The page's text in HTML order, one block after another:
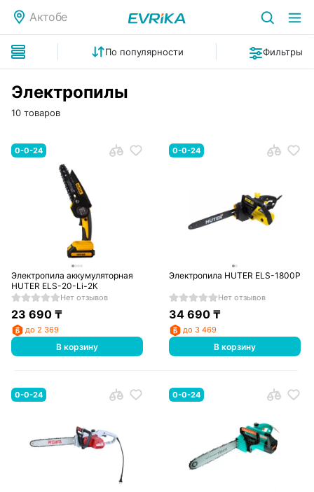
Актобе
По популярности Фильтры
Электропилы
10 товаров
0-0-24
Электропила аккумуляторная
HUTER ELS-20-Li-2К
Нет отзывов
23 690₸
до 2 369
В корзину
0-0-24
Электропила HUTER ELS-1800P
Нет отзывов
34 690 ₸
до 3 469
В корзину
0-0-24 0-0-24